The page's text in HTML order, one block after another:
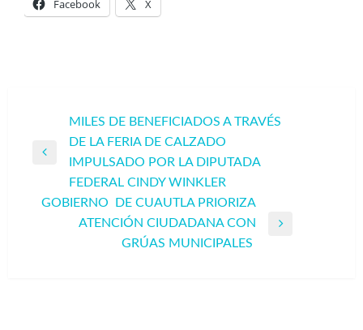
Facebook X
Navegación
de
entradas
Entrada
anterior
MILES DE BENEFICIADOS A TRAVÉS
DE LA FERIA DE CALZADO
IMPULSADO POR LA DIPUTADA
FEDERAL CINDY WINKLER
GOBIERNO DE CUAUTLA PRIORIZA
ATENCIÓN CIUDADANA CON
GRÚAS MUNICIPALES